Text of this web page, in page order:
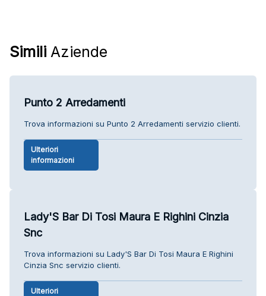
Simili Aziende
Punto 2 Arredamenti
Trova informazioni su Punto 2 Arredamenti servizio clienti.
Ulteriori
informazioni
Lady'S Bar Di Tosi Maura E Righini Cinzia
Snc
Trova informazioni su Lady'S Bar Di Tosi Maura E Righini
Cinzia Snc servizio clienti.
Ulteriori